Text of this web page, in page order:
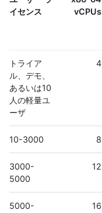
イセンス
vCPUs
トライア
ル、デモ、
あるいは10
人の軽量ユ
ーザ
4
10-3000 8
3000-
5000
12
5000- 16